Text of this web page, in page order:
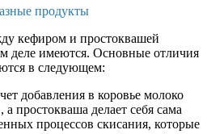
продукты
кефиром и простоквашей
деле имеются. Основные отличия
в следующем:
добавления в коровье молоко
простокваша делает себя сама
процессов скисания, которые